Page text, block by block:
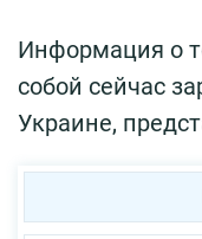
Информация о
собой сейчас
Украине,